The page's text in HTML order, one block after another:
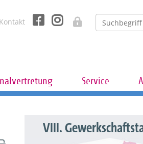
Kontakt
Service
VIII.